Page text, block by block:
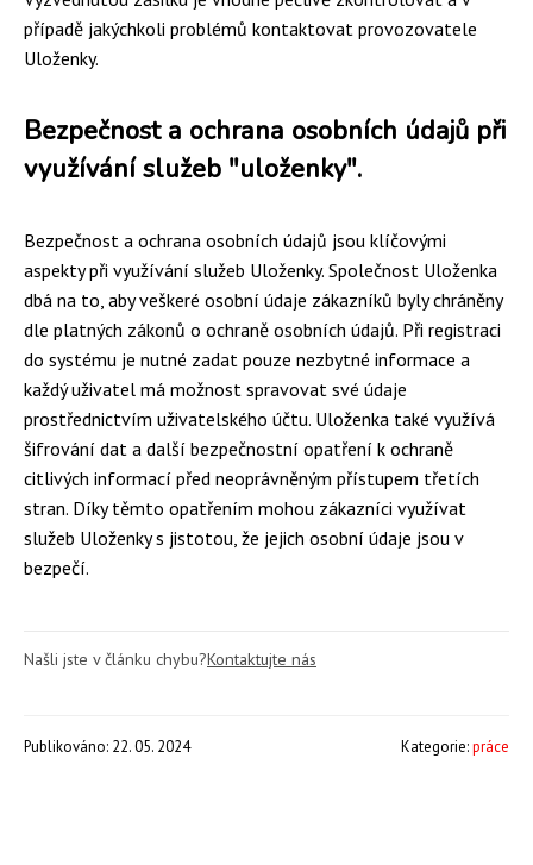
případě jakýchkoli problémů kontaktovat provozovatele
Uloženky.
Bezpečnost a ochrana osobních údajů při
využívání služeb "uloženky".
Bezpečnost a ochrana osobních údajů jsou klíčovými
aspekty při využívání služeb Uloženky. Společnost Uloženka
dbá na to, aby veškeré osobní údaje zákazníků byly chráněny
dle platných zákonů o ochraně osobních údajů. Při registraci
do systému je nutné zadat pouze nezbytné informace a
každý uživatel má možnost spravovat své údaje
prostřednictvím uživatelského účtu. Uloženka také využívá
šifrování dat a další bezpečnostní opatření k ochraně
citlivých informací před neoprávněným přístupem třetích
stran. Díky těmto opatřením mohou zákazníci využívat
služeb Uloženky s jistotou, že jejich osobní údaje jsou v
bezpečí.
Našli jste v článku chybu?Kontaktujte nás
Publikováno: 22. 05. 2024 Kategorie:práce